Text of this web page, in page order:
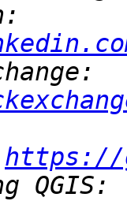
https://